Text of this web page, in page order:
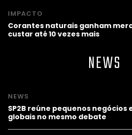
IMPACTO
Corantes naturais ganham
custar até 10 vezes mais
NEWS
NEWS
SP2B reúne pequenos negócios
globais no mesmo debate